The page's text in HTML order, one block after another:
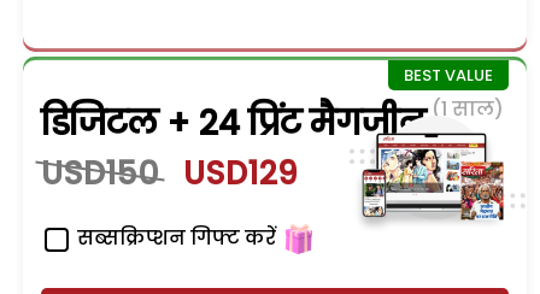
डिजिटल + 24 प्रिंट मैगजीन (1 साल)
USD150 USD129
सब्सक्रिप्शन गिफ्ट करें